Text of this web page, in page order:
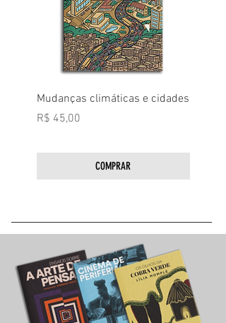
Mudanças climáticas e cidades
Preço
R$ 45,00
COMPRAR